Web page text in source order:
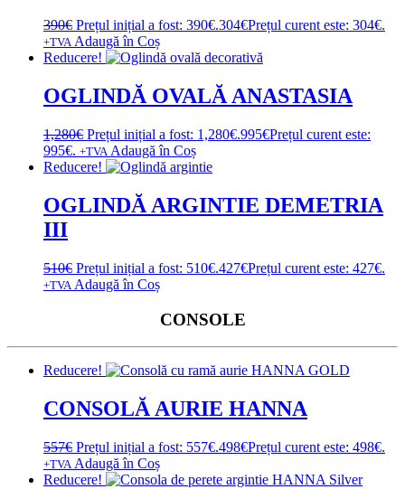
390€ Prețul inițial a fost: 390€.304€Prețul curent este: 304€.
+TVA Adaugă în Coș
Reducere!
OGLINDĂ OVALĂ ANASTASIA
1,280€ Prețul inițial a fost: 1,280€.995€Prețul curent este:
995€. +TVA Adaugă în Coș
Reducere!
OGLINDĂ ARGINTIE DEMETRIA
III
510€ Prețul inițial a fost: 510€.427€Prețul curent este: 427€.
+TVA Adaugă în Coș
CONSOLE
Reducere!
CONSOLĂ AURIE HANNA
557€ Prețul inițial a fost: 557€.498€Prețul curent este: 498€.
+TVA Adaugă în Coș
Reducere!